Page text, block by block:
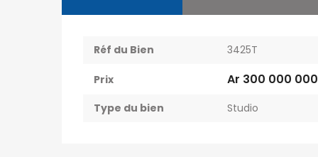
Réf du Bien 3425T
Prix Ar 300 000 000
Type du bien Studio